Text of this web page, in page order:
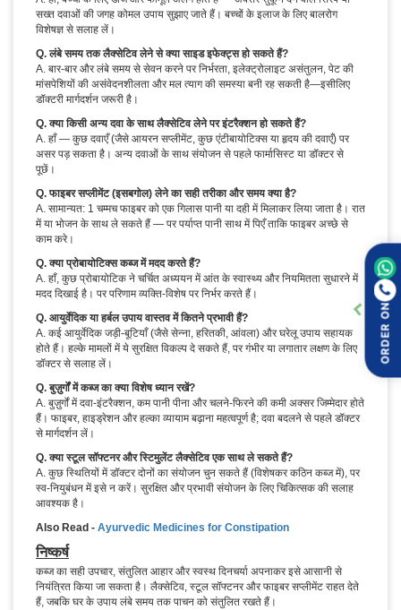
सख्त दवाओं की जगह कोमल उपाय सुझाए जाते हैं। बच्चों के इलाज के लिए बालरोग
विशेषज्ञ से सलाह लें।
Q. लंबे समय तक लैक्सेटिव लेने से क्या साइड इफेक्ट्स हो सकते हैं?
A. बार-बार और लंबे समय से सेवन करने पर निर्भरता, इलेक्ट्रोलाइट असंतुलन, पेट की
मांसपेशियों की असंवेदनशीलता और मल त्याग की समस्या बनी रह सकती है—इसीलिए
डॉक्टरी मार्गदर्शन जरूरी है।
Q. क्या किसी अन्य दवा के साथ लैक्सेटिव लेने पर इंटरैक्शन हो सकते हैं?
A. हाँ — कुछ दवाएँ (जैसे आयरन सप्लीमेंट, कुछ एंटीबायोटिक्स या हृदय की दवाएँ) पर
असर पड़ सकता है। अन्य दवाओं के साथ संयोजन से पहले फार्मासिस्ट या डॉक्टर से
पूछें।
Q. फाइबर सप्लीमेंट (इसबगोल) लेने का सही तरीका और समय क्या है?
A. सामान्यत: 1 चम्मच फाइबर को एक गिलास पानी या दही में मिलाकर लिया जाता है। रात
में या भोजन के साथ ले सकते हैं — पर पर्याप्त पानी साथ में पिएँ ताकि फाइबर अच्छे से
काम करे।
Q. क्या प्रोबायोटिक्स कब्ज में मदद करते हैं?
A. हाँ, कुछ प्रोबायोटिक ने चर्चित अध्ययन में आंत के स्वास्थ्य और नियमितता सुधारने में
मदद दिखाई है। पर परिणाम व्यक्ति-विशेष पर निर्भर करते हैं।
Q. आयुर्वेदिक या हर्बल उपाय वास्तव में कितने प्रभावी हैं?
A. कई आयुर्वेदिक जड़ी-बूटियाँ (जैसे सेन्ना, हरितकी, आंवला) और घरेलू उपाय सहायक
होते हैं। हल्के मामलों में ये सुरक्षित विकल्प दे सकते हैं, पर गंभीर या लगातार लक्षण के लिए
डॉक्टर से सलाह लें।
Q. बुज़ुर्गों में कब्ज का क्या विशेष ध्यान रखें?
A. बुज़ुर्गों में दवा-इंटरैक्शन, कम पानी पीना और चलने-फिरने की कमी अक्सर जिम्मेदार होते
हैं। फाइबर, हाइड्रेशन और हल्का व्यायाम बढ़ाना महत्वपूर्ण है; दवा बदलने से पहले डॉक्टर
से मार्गदर्शन लें।
Q. क्या स्टूल सॉफ्टनर और स्टिमुलेंट लैक्सेटिव एक साथ ले सकते हैं?
A. कुछ स्थितियों में डॉक्टर दोनों का संयोजन चुन सकते हैं (विशेषकर कठिन कब्ज में), पर
स्व-नियुबंधन में इसे न करें। सुरक्षित और प्रभावी संयोजन के लिए चिकित्सक की सलाह
आवश्यक है।
Also Read - Ayurvedic Medicines for Constipation
निष्कर्ष
कब्ज का सही उपचार, संतुलित आहार और स्वस्थ दिनचर्या अपनाकर इसे आसानी से
नियंत्रित किया जा सकता है। लैक्सेटिव, स्टूल सॉफ्टनर और फाइबर सप्लीमेंट राहत देते
हैं, जबकि घर के उपाय लंबे समय तक पाचन को संतुलित रखते हैं।
ORDER ON